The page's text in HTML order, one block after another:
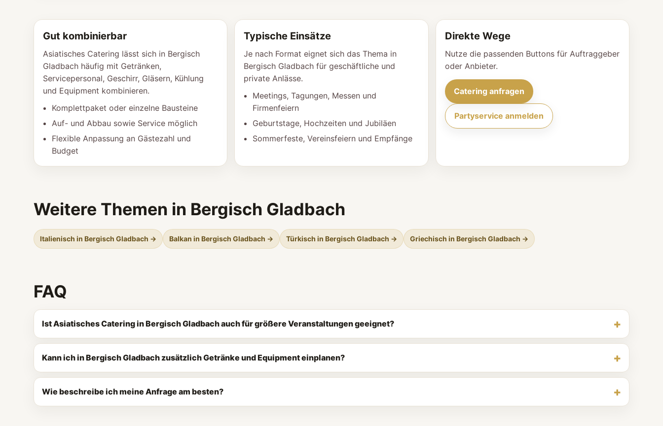
Gut kombinierbar
Asiatisches Catering lässt sich in Bergisch
Gladbach häufig mit Getränken,
Servicepersonal, Geschirr, Gläsern, Kühlung
und Equipment kombinieren.
Komplettpaket oder einzelne Bausteine
Auf- und Abbau sowie Service möglich
Flexible Anpassung an Gästezahl und
Budget
Typische Einsätze
Je nach Format eignet sich das Thema in
Bergisch Gladbach für geschäftliche und
private Anlässe.
Meetings, Tagungen, Messen und
Firmenfeiern
Geburtstage, Hochzeiten und Jubiläen
Sommerfeste, Vereinsfeiern und Empfänge
Direkte Wege
Nutze die passenden Buttons für Auftraggeber
oder Anbieter.
Catering anfragen
Partyservice anmelden
Weitere Themen in Bergisch Gladbach
Italienisch in Bergisch Gladbach → Balkan in Bergisch Gladbach → Türkisch in Bergisch Gladbach → Griechisch in Bergisch Gladbach →
FAQ
Ist Asiatisches Catering in Bergisch Gladbach auch für größere Veranstaltungen geeignet?
Kann ich in Bergisch Gladbach zusätzlich Getränke und Equipment einplanen?
Wie beschreibe ich meine Anfrage am besten?